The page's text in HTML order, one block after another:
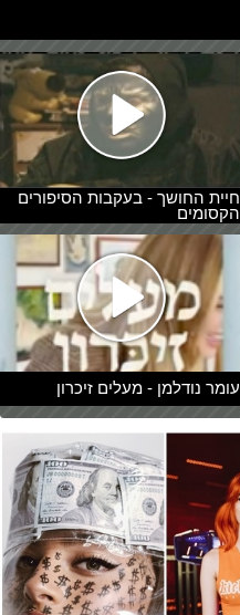
חיית החושך - בעקבות הסיפורים
הקסומים
עומר נודלמן - מעלים זיכרון